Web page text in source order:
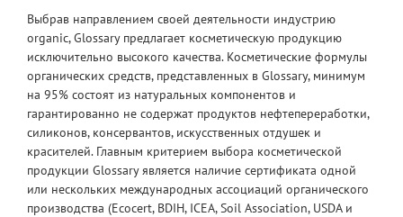
Выбрав направлением своей деятельности индустрию
organic, Glossary предлагает косметическую продукцию
исключительно высокого качества. Косметические формулы
органических средств, представленных в Glossary, минимум
на 95% состоят из натуральных компонентов и
гарантированно не содержат продуктов нефтепереработки,
силиконов, консервантов, искусственных отдушек и
красителей. Главным критерием выбора косметической
продукции Glossary является наличие сертификата одной
или нескольких международных ассоциаций органического
производства (Ecocert, BDIH, ICEA, Soil Association, USDA и